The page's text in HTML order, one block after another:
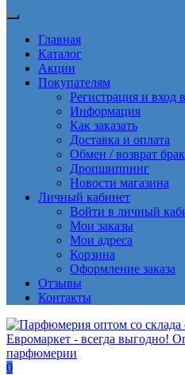
Главная
Каталог
Акции
Покупателям
Регистрация и вход
Информация
Как заказать
Доставка и оплата
Обмен / возврат
Дропшиппинг
Новости магазина
Личный кабинет
Войти в личный
Мои заказы
Мои адреса
Корзина
Оформление заказа
Отзывы
Контакты
0